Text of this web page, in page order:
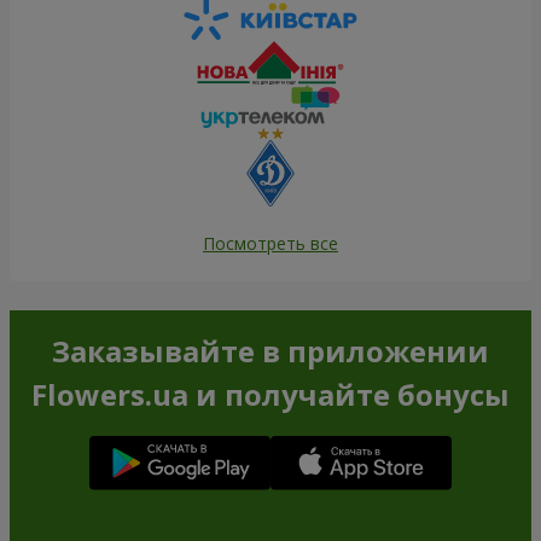
Посмотреть все
Заказывайте в приложении
Flowers.ua и получайте бонусы